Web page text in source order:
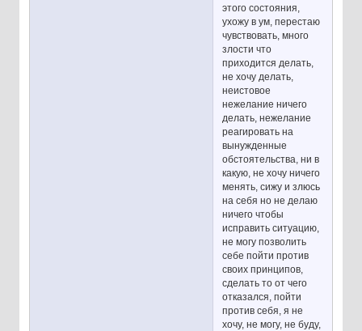
этого состояния,
ухожу в ум, перестаю
чувствовать, много
злости что
приходится делать,
не хочу делать,
неистовое
нежелание ничего
делать, нежелание
реагировать на
вынужденные
обстоятельства, ни в
какую, не хочу ничего
менять, сижу и злюсь
на себя но не делаю
ничего чтобы
исправить ситуацию,
не могу позволить
себе пойти против
своих принципов,
сделать то от чего
отказался, пойти
против себя, я не
хочу, не могу, не буду,